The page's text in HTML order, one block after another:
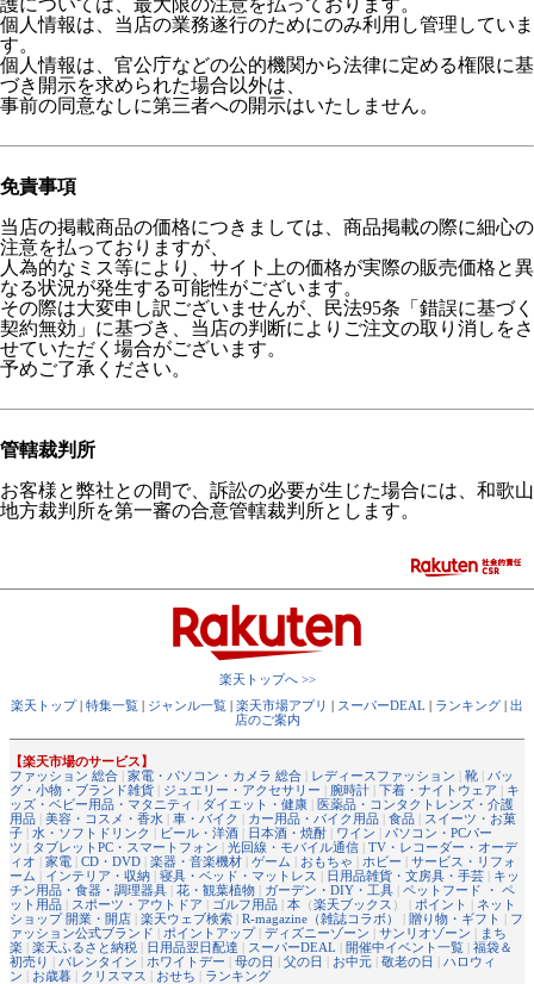
個人情報は、当店の業務遂行のためにのみ利用し管理していま
す。
個人情報は、官公庁などの公的機関から法律に定める権限に基
づき開示を求められた場合以外は、
事前の同意なしに第三者への開示はいたしません。
免責事項
当店の掲載商品の価格につきましては、商品掲載の際に細心の
注意を払っておりますが、
人為的なミス等により、サイト上の価格が実際の販売価格と異
なる状況が発生する可能性がございます。
その際は大変申し訳ございませんが、民法95条「錯誤に基づく
契約無効」に基づき、当店の判断によりご注文の取り消しをさ
せていただく場合がございます。
予めご了承ください。
管轄裁判所
お客様と弊社との間で、訴訟の必要が生じた場合には、和歌山
地方裁判所を第一審の合意管轄裁判所とします。
楽天トップへ >>
楽天トップ| 特集一覧 | ジャンル一覧 | 楽天市場アプリ | スーパーDEAL | ランキング | 出
店のご案内
【楽天市場のサービス】
ファッション 総合 | 家電・パソコン・カメラ 総合 | レディースファッション | 靴 | バッ
グ・小物・ブランド雑貨 | ジュエリー・アクセサリー | 腕時計 | 下着・ナイトウェア | キ
ッズ・ベビー用品・マタニティ | ダイエット・健康 | 医薬品・コンタクトレンズ・介護
用品 | 美容・コスメ・香水 | 車・バイク | カー用品・バイク用品 | 食品 | スイーツ・お菓
子 | 水・ソフトドリンク | ビール・洋酒 | 日本酒・焼酎 | ワイン | パソコン・PCパー
ツ | タブレットPC・スマートフォン | 光回線・モバイル通信 | TV・レコーダー・オーデ
ィオ | 家電 | CD・DVD | 楽器・音楽機材 | ゲーム | おもちゃ | ホビー | サービス・リフォ
ーム | インテリア・収納 | 寝具・ベッド・マットレス | 日用品雑貨・文房具・手芸 | キッ
チン用品・食器・調理器具 | 花・観葉植物 | ガーデン・DIY・工具 | ペットフード ・ ペ
ット用品 | スポーツ・アウトドア | ゴルフ用品 | 本 （楽天ブックス ） | ポイント | ネット
ショップ 開業・開店 | 楽天ウェブ検索 | R-magazine（雑誌コラボ） | 贈り物・ギフト | フ
ァッション公式ブランド | ポイントアップ| ディズニーゾーン | サンリオゾーン | まち
楽 | 楽天ふるさと納税 | 日用品翌日配達 | スーパーDEAL | 開催中イベント一覧 | 福袋＆
初売り | バレンタイン | ホワイトデー | 母の日 | 父の日 | お中元 | 敬老の日 | ハロウィ
ン | お歳暮 | クリスマス | おせち | ランキング